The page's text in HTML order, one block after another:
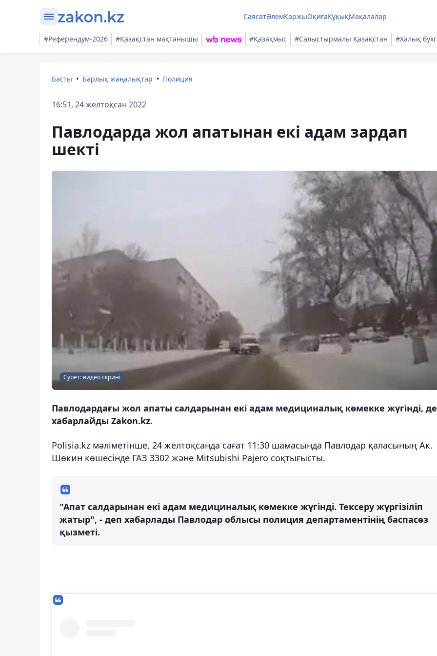
СаясатӘлемҚаржыОқиғаҚұқықМақалалар
#Референдум-2026 #Қазақстан мақтанышы #Қазақмыс #Салыстырмалы Қазақстан #Халық
Басты Барлық жаңалықтар Полиция
16:51, 24 желтоқсан 2022
Павлодарда жол апатынан екі адам зардап
шекті
Сурет: видео скрині
Павлодардағы жол апаты салдарынан екі адам медициналық көмекке жүгінді,
хабарлайды Zakon.kz.
Polisia.kz мәліметінше, 24 желтоқсанда сағат 11:30 шамасында Павлодар қаласының Ак.
Шөкин көшесінде ГАЗ 3302 және Мitsubishi Рajero соқтығысты.
"Апат салдарынан екі адам медициналық көмекке жүгінді. Тексеру жүргізіліп
жатыр", - деп хабарлады Павлодар облысы полиция департаментінің баспасөз
қызметі.